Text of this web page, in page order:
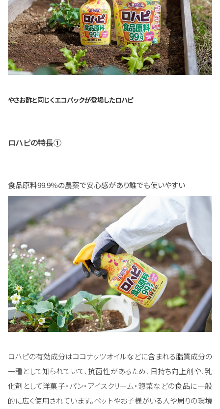
やさお酢と同じくエコパックが登場したロハピ
ロハピの特長①
食品原料99.9％の農薬で安心感があり誰でも使いやすい
ロハピの有効成分はココナッツオイルなどに含まれる脂質成分の
一種として知られていて、抗菌性があるため、日持ち向上剤や、乳
化剤として洋菓子・パン・アイスクリーム・惣菜などの食品に一般
的に広く使用されています。ペットやお子様がいる人や周りの環境